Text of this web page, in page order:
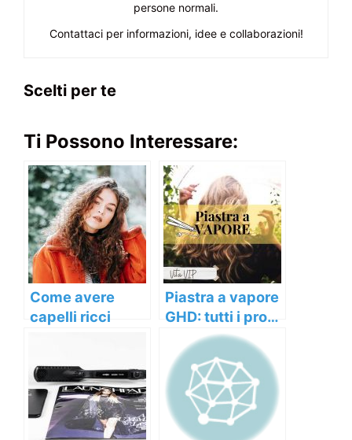
persone normali.
Contattaci per informazioni, idee e collaborazioni!
Scelti per te
Ti Possono Interessare:
Come avere
capelli ricci
Piastra a vapore
GHD: tutti i pro…
e qualche
contro!